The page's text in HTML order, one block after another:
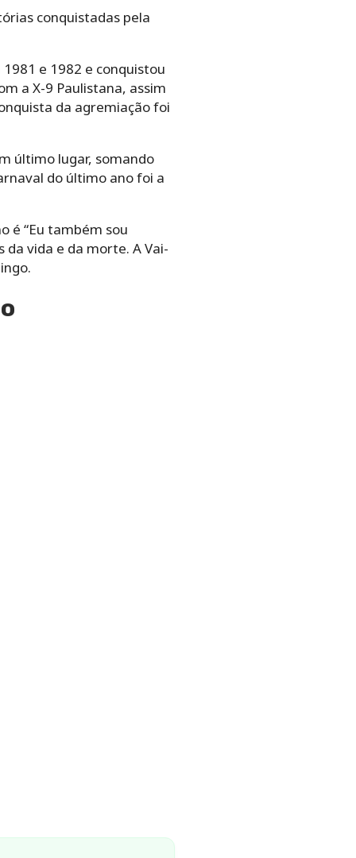
conquistadas pela
e 1982 e conquistou
a X-9 Paulistana, assim
da agremiação foi
último lugar, somando
do último ano foi a
é “Eu também sou
vida e da morte. A Vai-